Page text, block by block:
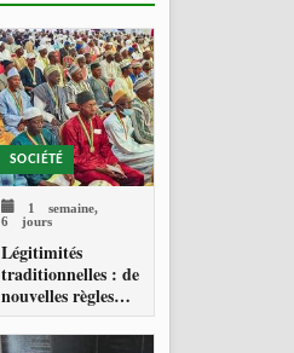
SOCIÉTÉ
1 semaine,
6 jours
Légitimités
traditionnelles : de
nouvelles règles
pour les chefferies
locales